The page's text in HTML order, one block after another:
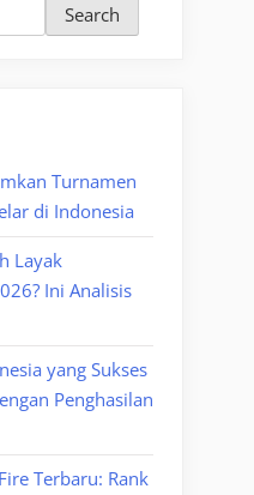
Search
Turnamen
di Indonesia
Layak
Ini Analisis
yang Sukses
Penghasilan
Terbaru: Rank